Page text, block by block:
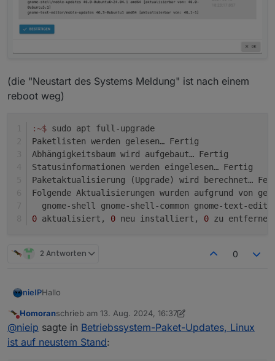
(die "Neustart des Systems Meldung" ist nach einem
reboot weg)
:~$ sudo apt full-upgrade
Paketlisten werden gelesen… Fertig
Abhängigkeitsbaum wird aufgebaut… Fertig
Statusinformationen werden eingelesen… Fertig
Paketaktualisierung (Upgrade) wird berechnet…
Folgende Aktualisierungen wurden aufgrund von
gnome-shell gnome-shell-common gnome-text-
0 aktualisiert, 0 neu installiert, 0 zu
2 Antworten 0
nieIPHallo
mit den hier gegebenen Tips bin ich jetzt immerhin auf 3
verfügbare Updates runter.
Aber jedes Mal, wenn ich mich in ioBroker in den Admin
Hat jemand einen Tip, wie ich auch die letzten 3
Nicht stören
Homoranschrieb am 13. Aug. 2024, 16:37
zuletzt editiert von Homoran
@nieip sagte in Betriebssystem-Paket-Updates, Linux
ist auf neustem Stand: